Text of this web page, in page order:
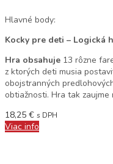
Hlavné body:
Kocky pre deti – Logická
Hra obsahuje 13 rôzne
z ktorých deti musia
obojstranných
obtiažnosti. Hra tak zaujme
18,25 € s DPH
Viac info